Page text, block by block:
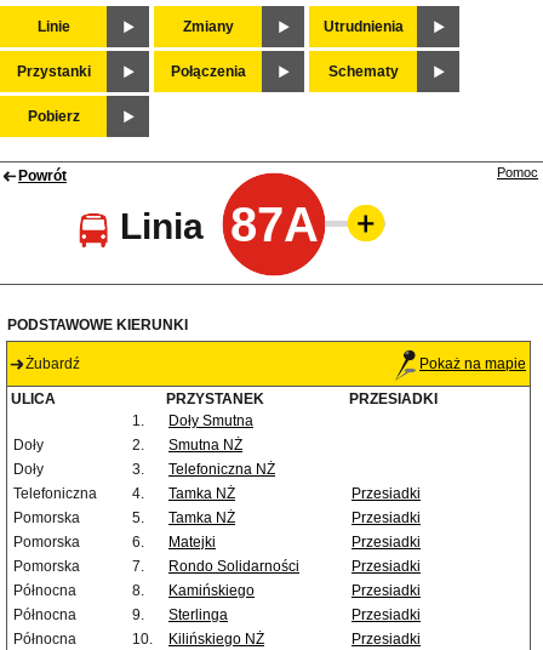
Linie Zmiany Utrudnienia
Przystanki Połączenia Schematy
Pobierz
Powrót
Linia 87A
Pomoc
PODSTAWOWE KIERUNKI
Żubardź Pokaż na mapie
ULICA PRZYSTANEK
PRZESIADKI
1.
Doły Smutna
Doły
2.
Smutna NŻ
Doły
3.
Telefoniczna NŻ
Telefoniczna
4. Tamka NŻ
Przesiadki
Pomorska
5. Tamka NŻ
Przesiadki
Pomorska
6. Matejki
Przesiadki
Pomorska
7. Rondo Solidarności
Przesiadki
Północna
8. Kamińskiego
Przesiadki
Północna
9. Sterlinga
Przesiadki
Północna
10. Kilińskiego NŻ
Przesiadki